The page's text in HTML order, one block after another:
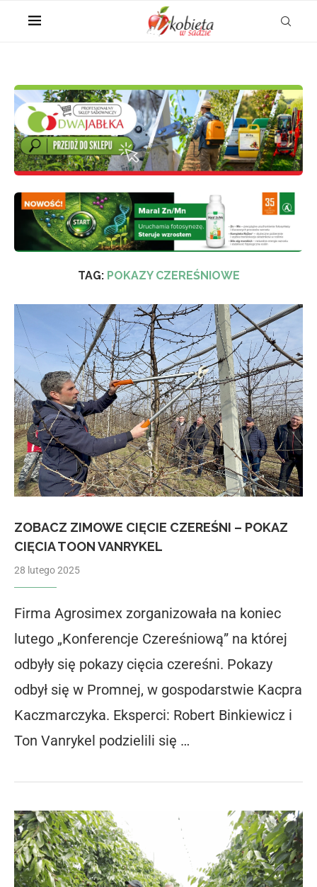
TAG: POKAZY CZEREŚNIOWE
ZOBACZ ZIMOWE CIĘCIE CZEREŚNI – POKAZ
CIĘCIA TOON VANRYKEL
28 lutego 2025
Firma Agrosimex zorganizowała na koniec
lutego „Konferencje Czereśniową” na której
odbyły się pokazy cięcia czereśni. Pokazy
odbył się w Promnej, w gospodarstwie Kacpra
Kaczmarczyka. Eksperci: Robert Binkiewicz i
Ton Vanrykel podzielili się …